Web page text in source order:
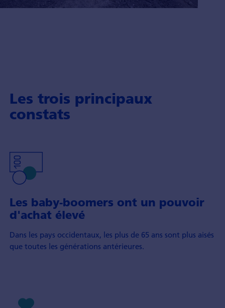
Les trois principaux
constats
Les baby-boomers ont un pouvoir
d'achat élevé
Dans les pays occidentaux, les plus de 65 ans sont plus aisés
que toutes les générations antérieures.